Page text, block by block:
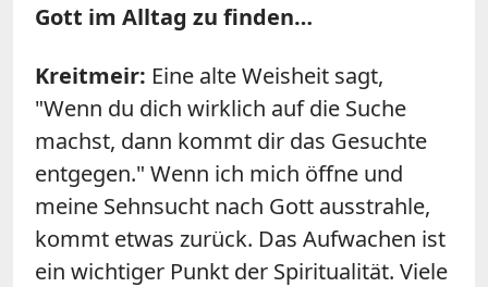
Gott im Alltag zu finden…
Kreitmeir: Eine alte Weisheit sagt,
"Wenn du dich wirklich auf die Suche
machst, dann kommt dir das Gesuchte
entgegen." Wenn ich mich öffne und
meine Sehnsucht nach Gott ausstrahle,
kommt etwas zurück. Das Aufwachen ist
ein wichtiger Punkt der Spiritualität. Viele